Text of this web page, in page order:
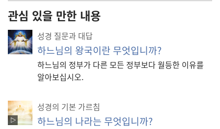
관심 있을 만한 내용
성경 질문과 대답
하느님의 왕국이란 무엇입니까?
하느님의 정부가 다른 모든 정부보다 월등한 이유를
알아보십시오.
성경의 기본 가르침
하느님의 나라는 무엇입니까?